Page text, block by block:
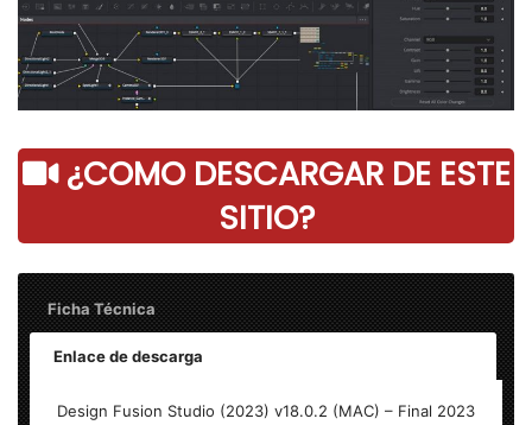
¿COMO DESCARGAR DE ESTE
SITIO?
Ficha Técnica
Enlace de descarga
Design Fusion Studio (2023) v18.0.2 (MAC) – Final 2023